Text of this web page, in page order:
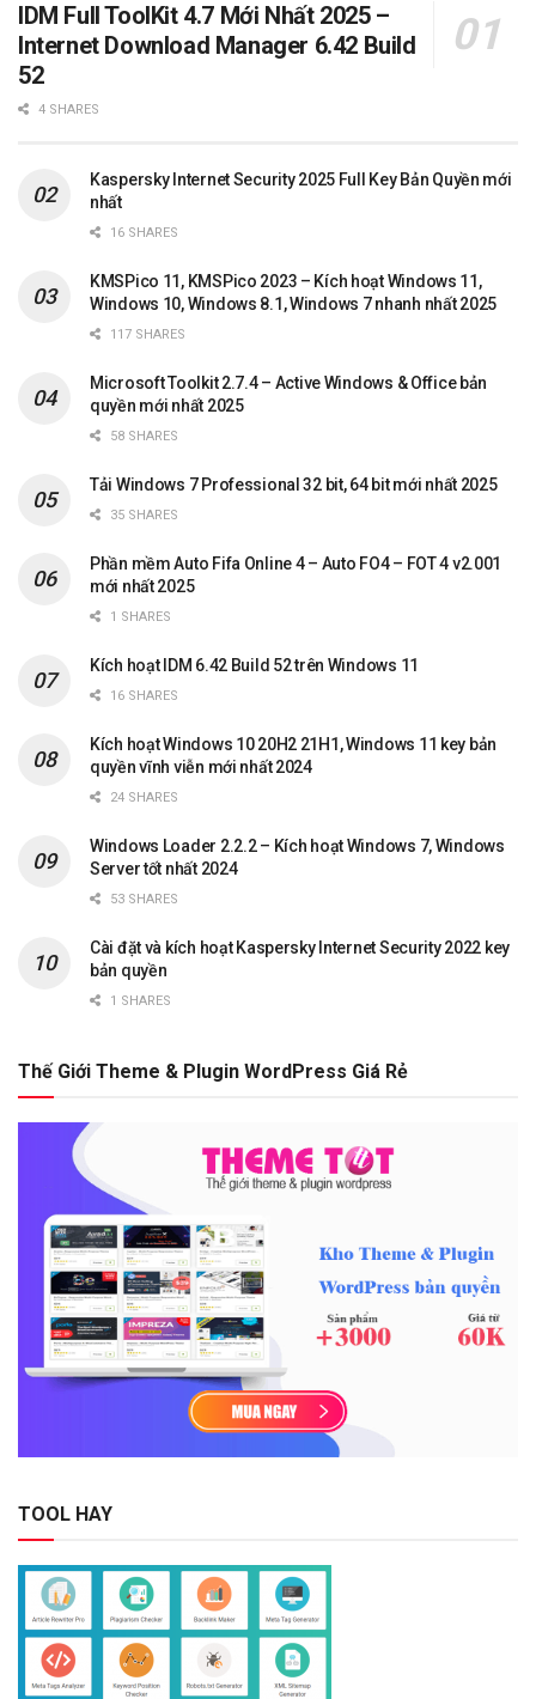
IDM Full ToolKit 4.7 Mới Nhất 2025 –
Internet Download Manager 6.42 Build
52
4 SHARES
Kaspersky Internet Security 2025 Full Key Bản Quyền mới
nhất
16 SHARES
KMSPico 11, KMSPico 2023 – Kích hoạt Windows 11,
Windows 10, Windows 8.1, Windows 7 nhanh nhất 2025
117 SHARES
Microsoft Toolkit 2.7.4 – Active Windows & Office bản
quyền mới nhất 2025
58 SHARES
Tải Windows 7 Professional 32 bit, 64 bit mới nhất 2025
35 SHARES
Phần mềm Auto Fifa Online 4 – Auto FO4 – FOT 4 v2.001
mới nhất 2025
1 SHARES
Kích hoạt IDM 6.42 Build 52 trên Windows 11
16 SHARES
Kích hoạt Windows 10 20H2 21H1, Windows 11 key bản
quyền vĩnh viễn mới nhất 2024
24 SHARES
Windows Loader 2.2.2 – Kích hoạt Windows 7, Windows
Server tốt nhất 2024
53 SHARES
Cài đặt và kích hoạt Kaspersky Internet Security 2022 key
bản quyền
1 SHARES
Thế Giới Theme & Plugin WordPress Giá Rẻ
TOOL HAY